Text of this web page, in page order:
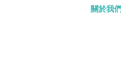
關於我們